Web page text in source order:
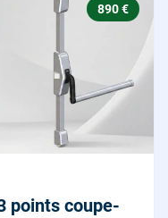
890 €
points coupe-